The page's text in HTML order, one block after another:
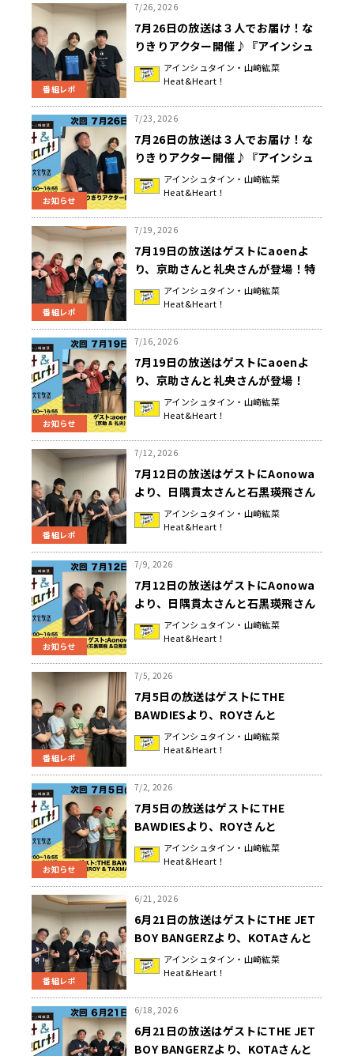
番組レポ
7/26, 2026
7月26日の放送は３人でお届け！な
りきりアクター開催♪『アインシュ
タイン・山崎紘菜 Heat&Heart!』
アインシュタイン・山崎紘菜
Heat&Heart！
お知らせ
7/23, 2026
7月26日の放送は３人でお届け！な
りきりアクター開催♪『アインシュ
タイン・山崎紘菜 Heat&Heart!』
アインシュタイン・山崎紘菜
Heat&Heart！
番組レポ
7/19, 2026
7月19日の放送はゲストにaoenよ
り、京助さんと礼央さんが登場！特
別企画「京助と礼央なら！&分かる
COLOR」『アインシュタイン・山崎
アインシュタイン・山崎紘菜
Heat&Heart！
お知らせ
7/16, 2026
7月19日の放送はゲストにaoenよ
り、京助さんと礼央さんが登場！
『アインシュタイン・山崎紘菜
Heat&Heart!』
アインシュタイン・山崎紘菜
Heat&Heart！
番組レポ
7/12, 2026
7月12日の放送はゲストにAonowa
より、日隅貫太さんと石黒瑛飛さん
が登場！特別企画「横浜発
Aonowa&横浜発祥探し！」『アイ
Heat&Heart!』
アインシュタイン・山崎紘菜
Heat&Heart！
お知らせ
7/9, 2026
7月12日の放送はゲストにAonowa
より、日隅貫太さんと石黒瑛飛さん
が登場！『アインシュタイン・山崎
紘菜 Heat&Heart!』
アインシュタイン・山崎紘菜
Heat&Heart！
番組レポ
7/5, 2026
7月5日の放送はゲストにTHE
BAWDIESより、ROYさんと
TAXMANさんが登場！特別企画
「THE BAWDIES&担当ズ」『アイ
Heat&Heart!』
アインシュタイン・山崎紘菜
Heat&Heart！
お知らせ
7/2, 2026
7月5日の放送はゲストにTHE
BAWDIESより、ROYさんと
TAXMANさんが登場！『アインシュ
タイン・山崎紘菜 Heat&Heart!』
アインシュタイン・山崎紘菜
Heat&Heart！
番組レポ
6/21, 2026
6月21日の放送はゲストにTHE JET
BOY BANGERZより、KOTAさんと
AOI さんが登場！特別企画『THE
JET BOY&ランキング！』『アイン
Heat&Heart!』
アインシュタイン・山崎紘菜
Heat&Heart！
6/18, 2026
6月21日の放送はゲストにTHE JET
BOY BANGERZより、KOTAさんと